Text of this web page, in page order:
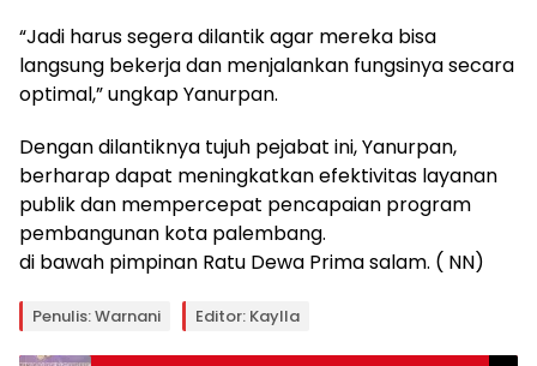
“Jadi harus segera dilantik agar mereka bisa
langsung bekerja dan menjalankan fungsinya secara
optimal,” ungkap Yanurpan.
Dengan dilantiknya tujuh pejabat ini, Yanurpan,
berharap dapat meningkatkan efektivitas layanan
publik dan mempercepat pencapaian program
pembangunan kota palembang.
di bawah pimpinan Ratu Dewa Prima salam. ( NN)
Penulis: Warnani Editor: Kaylla